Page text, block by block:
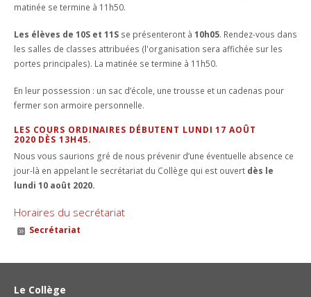
matinée se termine à 11h50.
Les élèves de 10S et 11S se présenteront à 10h05. Rendez-vous dans
les salles de classes attribuées (l'organisation sera affichée sur les
portes principales). La matinée se termine à 11h50.
En leur possession : un sac d’école, une trousse et un cadenas pour
fermer son armoire personnelle.
LES COURS ORDINAIRES DÉBUTENT LUNDI 17 AOÛT
2020 DÈS 13H45.
Nous vous saurions gré de nous prévenir d’une éventuelle absence ce
jour-là en appelant le secrétariat du Collège qui est ouvert dès le
lundi 10 août 2020.
Horaires du secrétariat
Secrétariat
Le Collège